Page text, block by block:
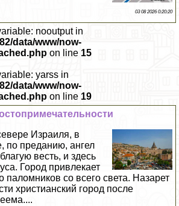
03 08 2026 0:20:20
nooutput in
data/www/now-
on line 15
yarss in
data/www/now-
on line 19
Израиля, в
по преданию, ангел
весть, и здесь
Город привлекает
паломников со всего света. Назарет
христианский город после